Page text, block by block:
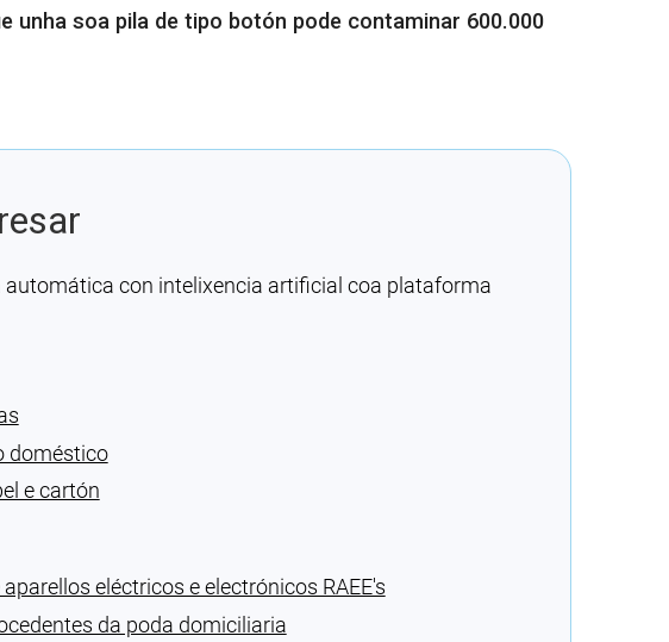
unha soa pila de tipo botón pode contaminar 600.000
con intelixencia artificial coa plataforma
doméstico
e cartón
eléctricos e electrónicos RAEE's
da poda domiciliaria